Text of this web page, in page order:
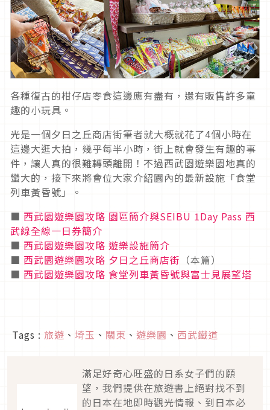
各種復古的柑仔店零食這邊應有盡有，還有販售許多童
趣的小玩具。
光是一個夕日之丘商店街筆者就大概就花了4個小時在
這邊大逛大拍，幾乎每半小時，街上就會發生有趣的事
件，讓人真的很難轉頭離開！不過西武園遊樂園地真的
蠻大的，接下來將會位大家介紹園內的最新設施「食堂
列車黃昏號」。
■ 西武園遊樂園攻略 園區簡介與SEIBU 1Day Pass 西
武線全線一日券簡介
■ 西武園遊樂園攻略 遊樂設施簡介
■ 西武園遊樂園攻略 夕日之丘商店街 （本篇）
■ 西武園遊樂園攻略 食堂列車黃昏號與富士見展望塔
Tags : 旅遊 、 埼玉 、 關東 、 遊樂園 、 西武鐵道
滿足好奇心旺盛的日系女子們的願
望，我們提供在旅遊書上絕對找不到
的日本在地即時觀光情報、到日本必